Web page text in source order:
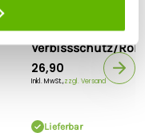
Lister
Verbissschutz/
26,90
Inkl. MwSt.,zzgl. Versand
Lieferbar